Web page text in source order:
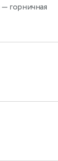
— горничная